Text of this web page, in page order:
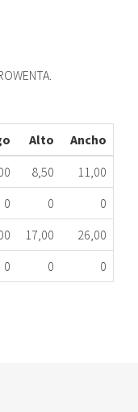
Alto
Ancho
8,50
11,00
0 0
0
17,00
26,00
0 0 0